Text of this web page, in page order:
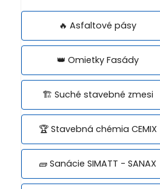
🔥 Asfaltové pásy
👑 Omietky Fasády
🏗️ Suché stavebné zmesi
🏆 Stavebná chémia CEMIX
🧱 Sanácie SIMATT - SANAX